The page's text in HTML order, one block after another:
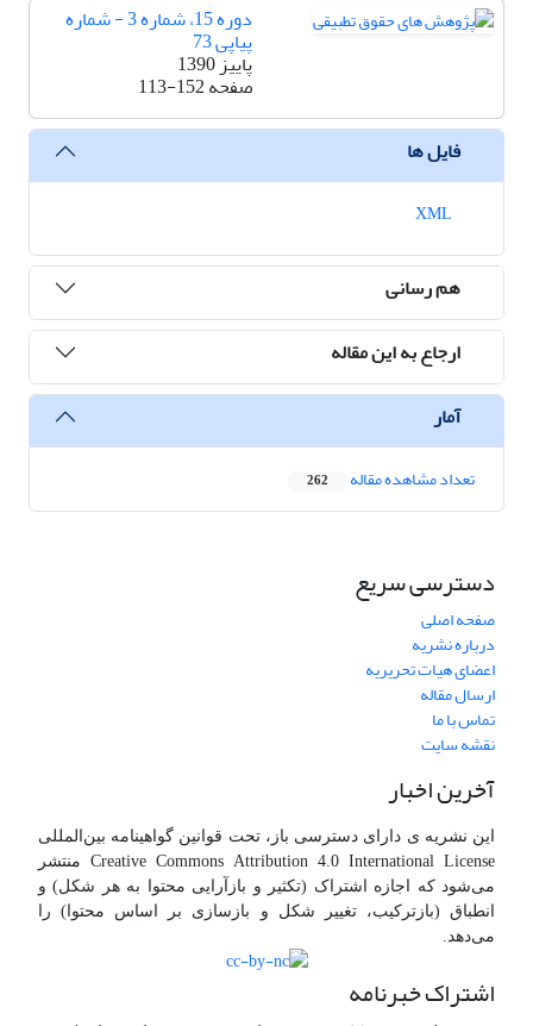
دوره 15، شماره 3 - شماره
پیاپی 73
پاییز 1390
صفحه113-152
فایل ها
هم رسانی
ارجاع به این مقاله
آمار
تعداد مشاهده مقاله 262
دسترسی سریع
صفحه اصلی
درباره نشریه
اعضای هیات تحریریه
ارسال مقاله
تماس با ما
نقشه سایت
آخرین اخبار
این نشریه ی دارای دسترسی باز، تحت قوانین گواهینامه بین‌المللی
Creative Commons Attribution 4.0 International License منتشر
می‌شود که اجازه اشتراک (تکثیر و بازآرایی محتوا به هر شکل) و
انطباق (بازترکیب، تغییر شکل و بازسازی بر اساس محتوا) را
می‌دهد.
اشتراک خبرنامه